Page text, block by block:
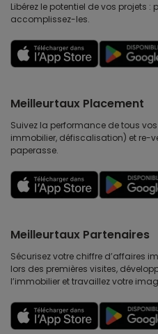
Libérez le potentiel de vos projets :
accomplissez-les.
Meilleurtaux Placement
Suivez la performance de tous
immobilier, défiscalisation) et re-
paperasse.
Meilleurtaux Partenaires
Sécurisez votre chiffre d’affaires
lors des premières visites,
l’immobilier et travaillez votre